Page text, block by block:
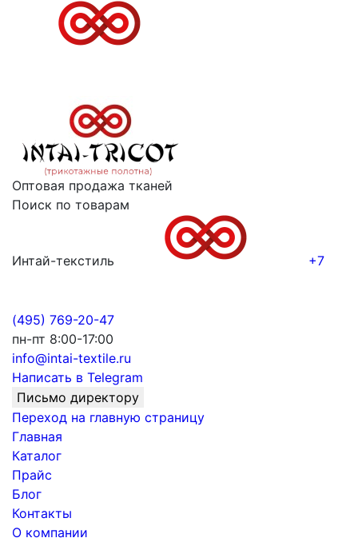
Оптовая продажа тканей
Поиск по товарам
Интай-текстиль +7
(495) 769-20-47
пн-пт 8:00-17:00
info@intai-textile.ru
Написать в Telegram
Письмо директору
Переход на главную страницу
Главная
Каталог
Прайс
Блог
Контакты
О компании